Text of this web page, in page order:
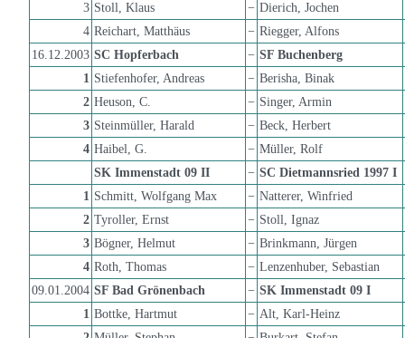
3 Stoll, Klaus − Dierich, Jochen
4 Reichart, Matthäus − Riegger, Alfons
16.12.2003 SC Hopferbach − SF Buchenberg
1 Stiefenhofer, Andreas − Berisha, Binak
2 Heuson, C. − Singer, Armin
3 Steinmüller, Harald − Beck, Herbert
4 Haibel, G. − Müller, Rolf
SK Immenstadt 09 II
− SC Dietmannsried 1997 I
1 Schmitt, Wolfgang Max − Natterer, Winfried
2 Tyroller, Ernst − Stoll, Ignaz
3 Bögner, Helmut − Brinkmann, Jürgen
4 Roth, Thomas − Lenzenhuber, Sebastian
09.01.2004 SF Bad Grönenbach − SK Immenstadt 09 I
1 Bottke, Hartmut − Alt, Karl-Heinz